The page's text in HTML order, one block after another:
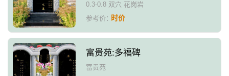
0.3-0.8 双穴 花岗岩
参考价：时价
富贵苑:多福碑
富贵苑